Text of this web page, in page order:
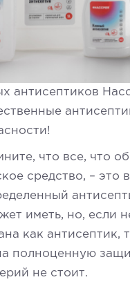
антисептиков
что все, что
средство, – это
иметь, но, если
как антисептик,
полноценную
не стоит.